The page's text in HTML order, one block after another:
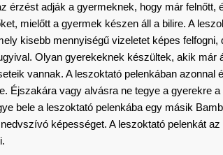
érzést adják a gyermeknek, hogy már felnőtt,
mielőtt a gyermek készen áll a bilire. A
kisebb mennyiségű vizeletet képes felfogni,
Olyan gyerekeknek készültek, akik már
vannak. A leszoktató pelenkában azonnal
Éjszakára vagy alvásra ne tegye a gyerekre
bele a leszoktató pelenkába egy másik
képességet. A leszoktató pelenkát